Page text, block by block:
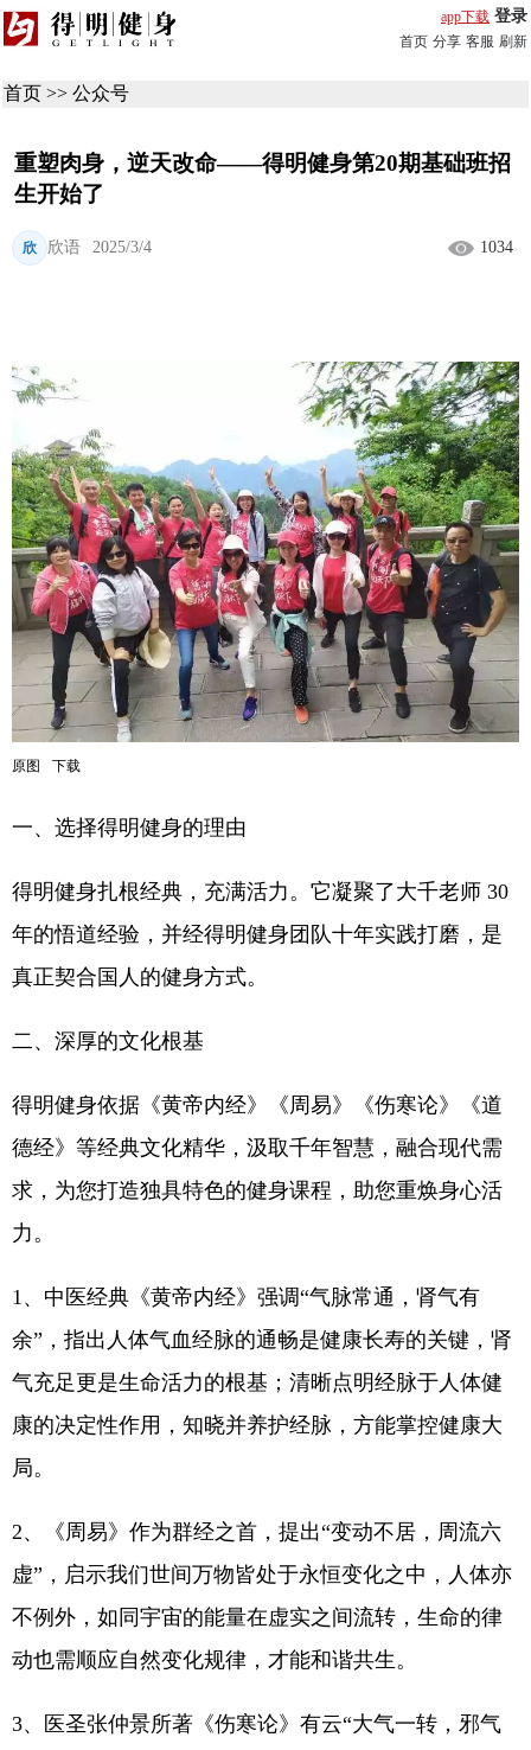
app下载 登录
首页 分享 客服 刷新
首页 >> 公众号
重塑肉身，逆天改命——得明健身第20期基础班招
生开始了
欣 欣语 2025/3/4 1034
原图 下载
一、选择得明健身的理由
得明健身扎根经典，充满活力。它凝聚了大千老师 30
年的悟道经验，并经得明健身团队十年实践打磨，是
真正契合国人的健身方式。
二、深厚的文化根基
得明健身依据《黄帝内经》《周易》《伤寒论》《道
德经》等经典文化精华，汲取千年智慧，融合现代需
求，为您打造独具特色的健身课程，助您重焕身心活
力。
1、中医经典《黄帝内经》强调“气脉常通，肾气有
余”，指出人体气血经脉的通畅是健康长寿的关键，肾
气充足更是生命活力的根基；清晰点明经脉于人体健
康的决定性作用，知晓并养护经脉，方能掌控健康大
局。
2、《周易》作为群经之首，提出“变动不居，周流六
虚”，启示我们世间万物皆处于永恒变化之中，人体亦
不例外，如同宇宙的能量在虚实之间流转，生命的律
动也需顺应自然变化规律，才能和谐共生。
3、医圣张仲景所著《伤寒论》有云“大气一转，邪气